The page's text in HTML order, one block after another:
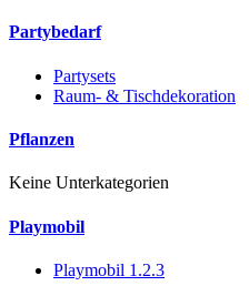
Partybedarf
Partysets
Raum- & Tischdekoration
Pflanzen
Keine Unterkategorien
Playmobil
Playmobil 1.2.3